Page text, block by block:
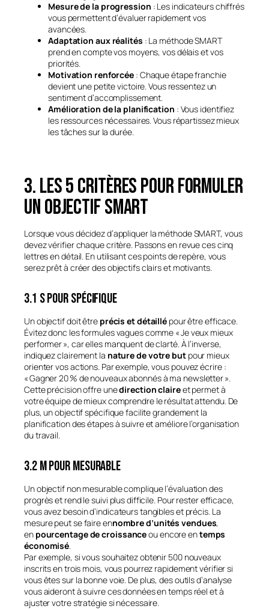
Mesure de la progression : Les indicateurs chiffrés
vous permettent d’évaluer rapidement vos
avancées.
Adaptation aux réalités : La méthode SMART
prend en compte vos moyens, vos délais et vos
priorités.
Motivation renforcée : Chaque étape franchie
devient une petite victoire. Vous ressentez un
sentiment d’accomplissement.
Amélioration de la planification : Vous identifiez
les ressources nécessaires. Vous répartissez mieux
les tâches sur la durée.
3. Les 5 critères pour formuler
un objectif SMART
Lorsque vous décidez d’appliquer la méthode SMART, vous
devez vérifier chaque critère. Passons en revue ces cinq
lettres en détail. En utilisant ces points de repère, vous
serez prêt à créer des objectifs clairs et motivants.
3.1 S pour Spécifique
Un objectif doit être précis et détaillé pour être efficace.
Évitez donc les formules vagues comme « Je veux mieux
performer », car elles manquent de clarté. À l’inverse,
indiquez clairement la nature de votre butpour mieux
orienter vos actions. Par exemple, vous pouvez écrire :
« Gagner 20 % de nouveaux abonnés à ma newsletter ».
Cette précision offre unedirection claireet permet à
votre équipe de mieux comprendre le résultat attendu. De
plus, un objectif spécifique facilite grandement la
planification des étapes à suivre et améliore l’organisation
du travail.
3.2 M pour Mesurable
Un objectif non mesurable complique l’évaluation des
progrès et rend le suivi plus difficile. Pour rester efficace,
vous avez besoin d’indicateurs tangibles et précis. La
mesure peut se faire ennombre d’unités vendues,
en pourcentage de croissanceou encore entemps
économisé
Par exemple, si vous souhaitez obtenir 500 nouveaux
inscrits en trois mois, vous pourrez rapidement vérifier si
vous êtes sur la bonne voie. De plus, des outils d’analyse
vous aideront à suivre ces données en temps réel et à
ajuster votre stratégie si nécessaire.